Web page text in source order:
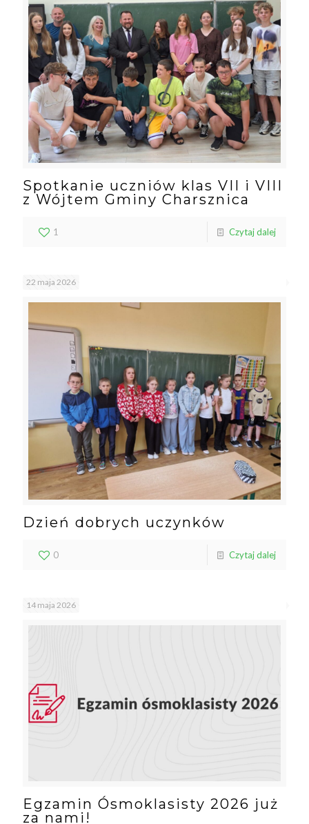
Spotkanie uczniów klas VII i VIII
z Wójtem Gminy Charsznica
1 Czytaj dalej
22 maja 2026
Dzień dobrych uczynków
0 Czytaj dalej
14 maja 2026
Egzamin Ósmoklasisty 2026 już
za nami!